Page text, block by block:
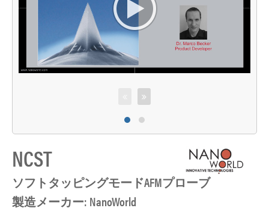
NCST
ソフトタッピングモードAFMプローブ
製造メーカー: NanoWorld